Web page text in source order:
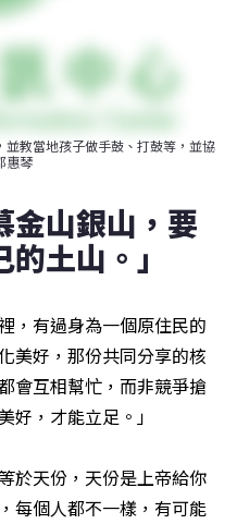
教當地孩子做手鼓、打鼓等，並協
惠琴
金山銀山，要
土山。」
，有過身為一個原住民的
美好，那份共同分享的核
會互相幫忙，而非競爭搶
好，才能立足。」
於天份，天份是上帝給你
每個人都不一樣，有可能